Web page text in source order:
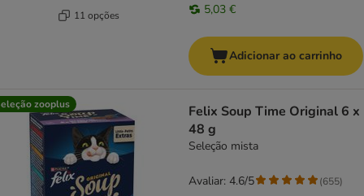
11 opções 5,03 €
Adicionar ao carrinho
zooplus
Felix Soup Time Original 6 x
48 g
Seleção mista
Avaliar: 4.6/5 (655)